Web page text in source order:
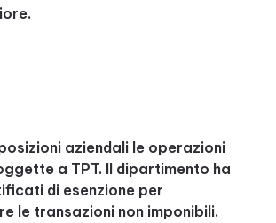
aziendali le operazioni
a TPT. Il dipartimento ha
di esenzione per
le transazioni non imponibili.